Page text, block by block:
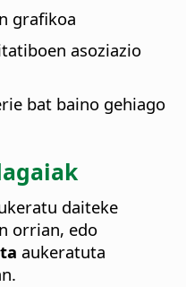
grafikoa
asoziazio
bat baino gehiago
daiteke
orrian, edo
aukeratuta